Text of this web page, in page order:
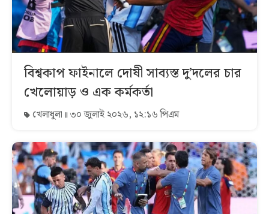
বিশ্বকাপ ফাইনালে দোষী সাব্যস্ত দু’দলের চার
খেলোয়াড় ও এক কর্মকর্তা
খেলাধুলা ৩০ জুলাই ২০২৬, ১২:১৬ পিএম